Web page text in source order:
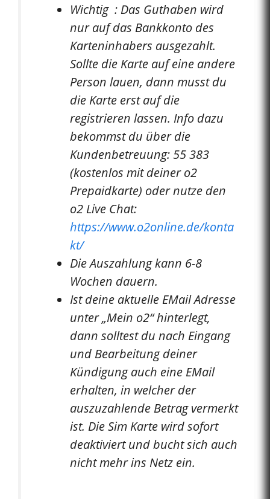
Wichtig : Das Guthaben wird
nur auf das Bankkonto des
Karteninhabers ausgezahlt.
Sollte die Karte auf eine andere
Person lauen, dann musst du
die Karte erst auf die
registrieren lassen. Info dazu
bekommst du über die
Kundenbetreuung: 55 383
(kostenlos mit deiner o2
Prepaidkarte) oder nutze den
o2 Live Chat:
https://www.o2online.de/konta
kt/
Die Auszahlung kann 6-8
Wochen dauern.
Ist deine aktuelle EMail Adresse
unter „Mein o2“ hinterlegt,
dann solltest du nach Eingang
und Bearbeitung deiner
Kündigung auch eine EMail
erhalten, in welcher der
auszuzahlende Betrag vermerkt
ist. Die Sim Karte wird sofort
deaktiviert und bucht sich auch
nicht mehr ins Netz ein.